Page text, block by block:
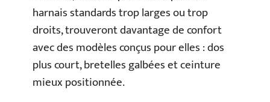
harnais standards trop larges ou trop
droits, trouveront davantage de confort
avec des modèles conçus pour elles : dos
plus court, bretelles galbées et ceinture
mieux positionnée.